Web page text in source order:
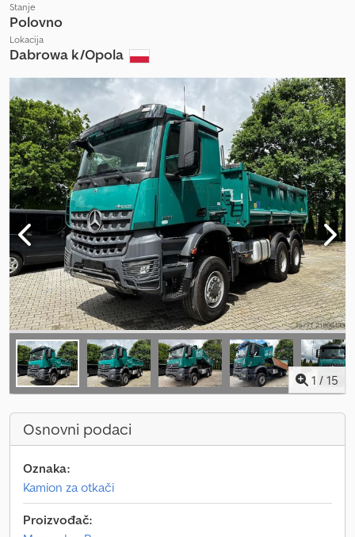
Stanje
Polovno
Lokacija
Dabrowa k/Opola
1 / 15
Osnovni podaci
Oznaka:
Kamion za otkači
Proizvođač: